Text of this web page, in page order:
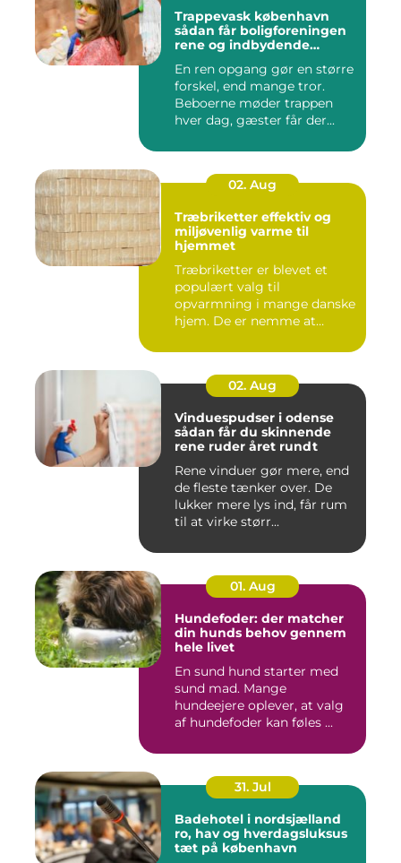
Trappevask københavn
sådan får boligforeningen
rene og indbydende
En ren opgang gør en større
forskel, end mange tror.
Beboerne møder trappen
hver dag, gæster får der...
02. Aug
Træbriketter effektiv og
miljøvenlig varme til
hjemmet
Træbriketter er blevet et
populært valg til
opvarmning i mange danske
hjem. De er nemme at
02. Aug
Vinduespudser i odense
sådan får du skinnende
rene ruder året rundt
Rene vinduer gør mere, end
de fleste tænker over. De
lukker mere lys ind, får rum
til at virke størr...
01. Aug
Hundefoder: der matcher
din hunds behov gennem
hele livet
En sund hund starter med
sund mad. Mange
hundeejere oplever, at valg
af hundefoder kan føles ...
31. Jul
Badehotel i nordsjælland
ro, hav og hverdagsluksus
tæt på københavn